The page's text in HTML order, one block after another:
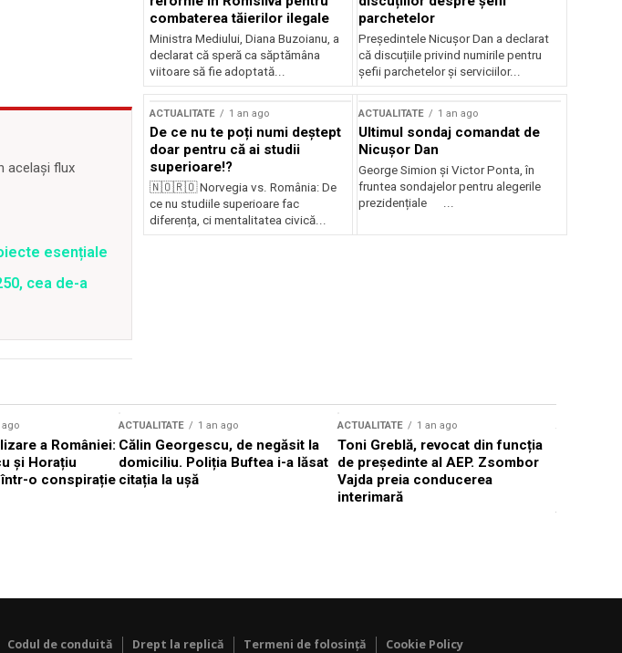
același flux
esențiale
cea de-a
combaterea tăierilor ilegale
Ministra Mediului, Diana Buzoianu, a
declarat că speră ca săptămâna
viitoare să fie adoptată...
parchetelor
Președintele Nicușor Dan a declarat
că discuțiile privind numirile pentru
șefii parchetelor și serviciilor...
ACTUALITATE 1 an ago
De ce nu te poți numi deștept
doar pentru că ai studii
superioare!?
🇳🇴🇷🇴 Norvegia vs. România: De
ce nu studiile superioare fac
diferența, ci mentalitatea civică...
ACTUALITATE 1 an ago
Ultimul sondaj comandat de
Nicușor Dan
George Simion și Victor Ponta, în
fruntea sondajelor pentru alegerile
prezidențiale ...
ago
a României:
și Horațiu
o conspirație
ACTUALITATE 1 an ago
Călin Georgescu, de negăsit la
domiciliu. Poliția Buftea i-a lăsat
citația la ușă
ACTUALITATE 1 an ago
Toni Greblă, revocat din funcția
de președinte al AEP. Zsombor
Vajda preia conducerea
interimară
Codul de conduită Drept la replică Termeni de folosință Cookie Policy